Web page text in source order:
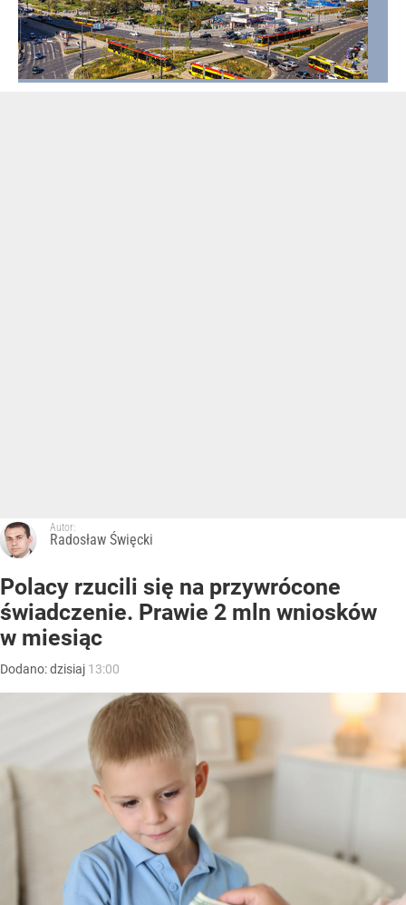
Autor:
Radosław Święcki
Polacy rzucili się na przywrócone
świadczenie. Prawie 2 mln wniosków
w miesiąc
Dodano:dzisiaj 13:00